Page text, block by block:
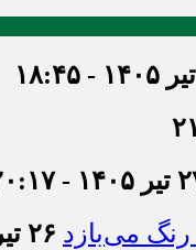
- ۲۰:۱۷
رنگ می‌بازد ۲۶ تیر ۱۴۰۵ - ۱۹:۵۰